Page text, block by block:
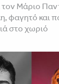
τον Μάριο
φαγητό και
στο χωριό